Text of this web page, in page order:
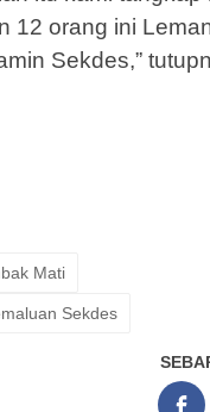
12 orang ini
Sekdes,”
Mati
Sekdes